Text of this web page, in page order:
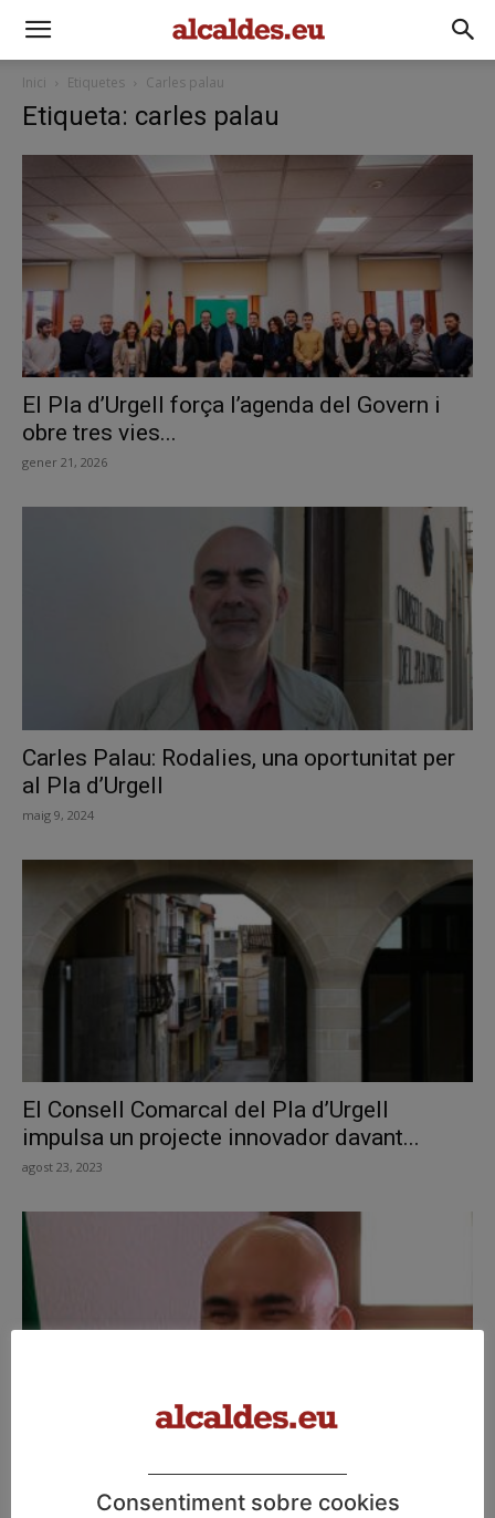
Inici Etiquetes Carles palau
Etiqueta: carles palau
El Pla d’Urgell força l’agenda del Govern i
obre tres vies...
gener 21, 2026
Carles Palau: Rodalies, una oportunitat per
al Pla d’Urgell
maig 9, 2024
El Consell Comarcal del Pla d’Urgell
impulsa un projecte innovador davant...
agost 23, 2023
Consentiment sobre cookies